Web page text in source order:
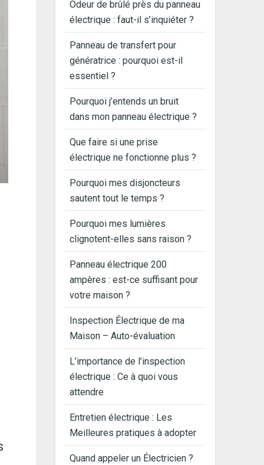
Odeur de brûlé près du panneau
électrique : faut-il s’inquiéter ?
Panneau de transfert pour
génératrice : pourquoi est-il
essentiel ?
Pourquoi j’entends un bruit
dans mon panneau électrique ?
Que faire si une prise
électrique ne fonctionne plus ?
Pourquoi mes disjoncteurs
sautent tout le temps ?
Pourquoi mes lumières
clignotent-elles sans raison ?
Panneau électrique 200
ampères : est-ce suffisant pour
votre maison ?
Inspection Électrique de ma
Maison – Auto-évaluation
L’importance de l’inspection
électrique : Ce à quoi vous
attendre
Entretien électrique : Les
Meilleures pratiques à adopter
Quand appeler un Électricien ?